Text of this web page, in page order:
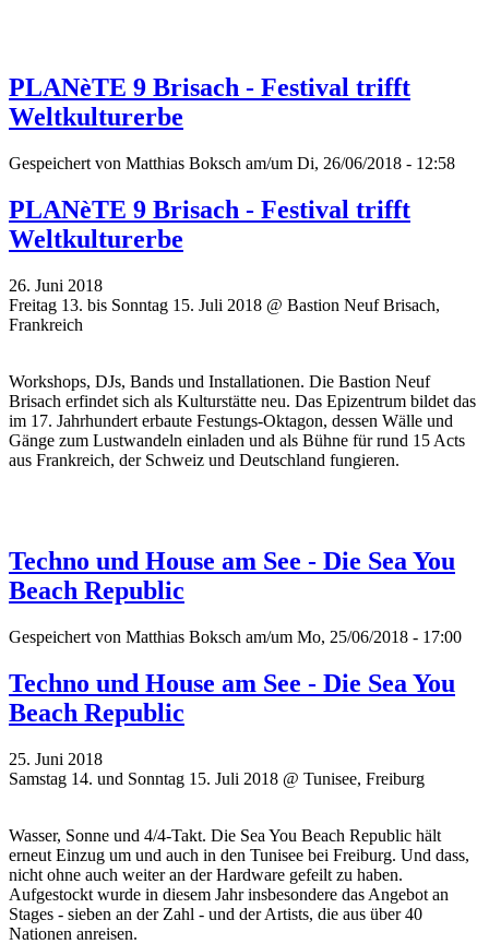
PLANèTE 9 Brisach - Festival trifft
Weltkulturerbe
Gespeichert von Matthias Boksch am/um Di, 26/06/2018 - 12:58
PLANèTE 9 Brisach - Festival trifft
Weltkulturerbe
26. Juni 2018
Freitag 13. bis Sonntag 15. Juli 2018 @ Bastion Neuf Brisach,
Frankreich
Workshops, DJs, Bands und Installationen. Die Bastion Neuf
Brisach erfindet sich als Kulturstätte neu. Das Epizentrum bildet das
im 17. Jahrhundert erbaute Festungs-Oktagon, dessen Wälle und
Gänge zum Lustwandeln einladen und als Bühne für rund 15 Acts
aus Frankreich, der Schweiz und Deutschland fungieren.
Techno und House am See - Die Sea You
Beach Republic
Gespeichert von Matthias Boksch am/um Mo, 25/06/2018 - 17:00
Techno und House am See - Die Sea You
Beach Republic
25. Juni 2018
Samstag 14. und Sonntag 15. Juli 2018 @ Tunisee, Freiburg
Wasser, Sonne und 4/4-Takt. Die Sea You Beach Republic hält
erneut Einzug um und auch in den Tunisee bei Freiburg. Und dass,
nicht ohne auch weiter an der Hardware gefeilt zu haben.
Aufgestockt wurde in diesem Jahr insbesondere das Angebot an
Stages - sieben an der Zahl - und der Artists, die aus über 40
Nationen anreisen.